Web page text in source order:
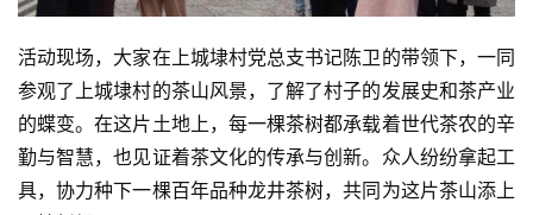
活动现场，大家在上城埭村党总支书记陈卫的带领下，一同
参观了上城埭村的茶山风景，了解了村子的发展史和茶产业
的蝶变。在这片土地上，每一棵茶树都承载着世代茶农的辛
勤与智慧，也见证着茶文化的传承与创新。众人纷纷拿起工
具，协力种下一棵百年品种龙井茶树，共同为这片茶山添上